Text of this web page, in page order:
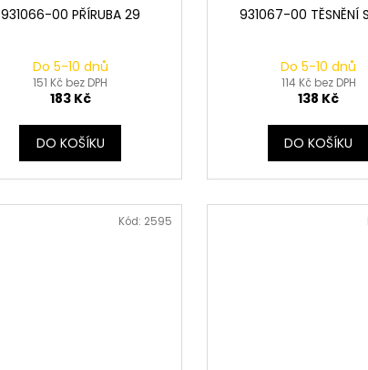
931066-00 PŘÍRUBA 29
Do 5-10 dnů
151 Kč bez DPH
183 Kč
DO KOŠÍKU
931067-00 TĚSNĚNÍ
Do 5-10 dnů
114 Kč bez DPH
138 Kč
DO KOŠÍKU
Kód: 2595